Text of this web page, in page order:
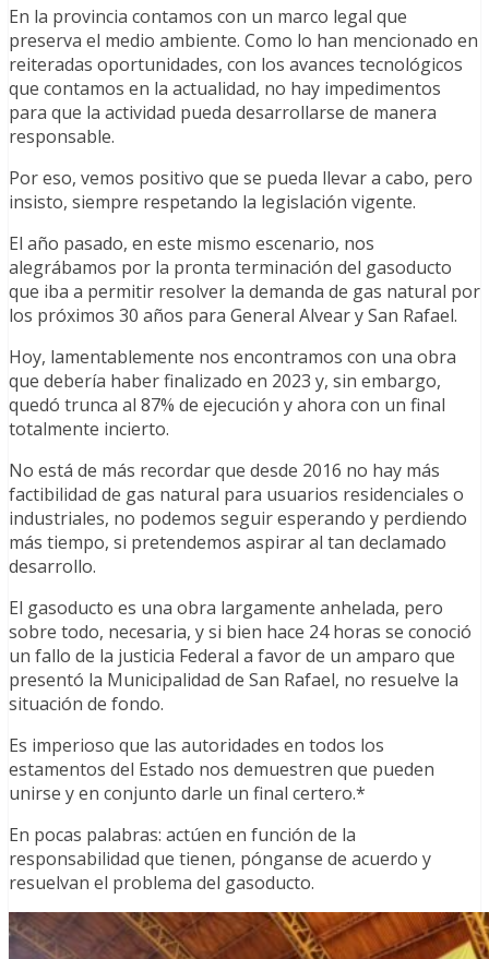
En la provincia contamos con un marco legal que
preserva el medio ambiente. Como lo han mencionado en
reiteradas oportunidades, con los avances tecnológicos
que contamos en la actualidad, no hay impedimentos
para que la actividad pueda desarrollarse de manera
responsable.
Por eso, vemos positivo que se pueda llevar a cabo, pero
insisto, siempre respetando la legislación vigente.
El año pasado, en este mismo escenario, nos
alegrábamos por la pronta terminación del gasoducto
que iba a permitir resolver la demanda de gas natural por
los próximos 30 años para General Alvear y San Rafael.
Hoy, lamentablemente nos encontramos con una obra
que debería haber finalizado en 2023 y, sin embargo,
quedó trunca al 87% de ejecución y ahora con un final
totalmente incierto.
No está de más recordar que desde 2016 no hay más
factibilidad de gas natural para usuarios residenciales o
industriales, no podemos seguir esperando y perdiendo
más tiempo, si pretendemos aspirar al tan declamado
desarrollo.
El gasoducto es una obra largamente anhelada, pero
sobre todo, necesaria, y si bien hace 24 horas se conoció
un fallo de la justicia Federal a favor de un amparo que
presentó la Municipalidad de San Rafael, no resuelve la
situación de fondo.
Es imperioso que las autoridades en todos los
estamentos del Estado nos demuestren que pueden
unirse y en conjunto darle un final certero.*
En pocas palabras: actúen en función de la
responsabilidad que tienen, pónganse de acuerdo y
resuelvan el problema del gasoducto.